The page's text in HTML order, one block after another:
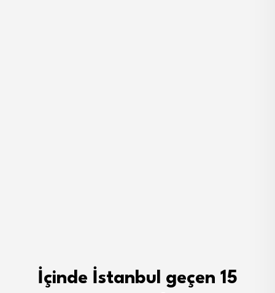
İçinde İstanbul geçen 15